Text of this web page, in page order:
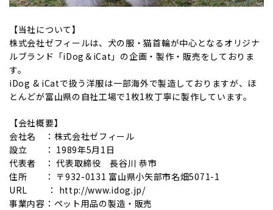
【当社について】
株式会社ゼフィールは、犬の服・猫首輪が中心となるオリジナ
ルブランド「iDog＆iCat」の企画・製作・販売をしておりま
す。
iDog & iCatで扱う洋服は一部海外で製造しておりますが、ほ
とんどが富山県の自社工場で1枚1枚丁寧に製作しています。
【会社概要】
会社名 ：株式会社ゼフィール
設立 ： 1989年5月1日
代表者 ： 代表取締役 長谷川 恭市
住所 ： 〒932-0131 富山県小矢部市名畑5071-1
URL ： http://www.idog.jp/
事業内容：ペット用品の製造・販売